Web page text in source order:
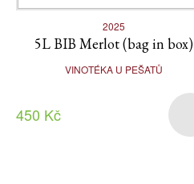
2025
5L BIB Merlot (bag in box)
VINOTÉKA U PEŠATŮ
450 Kč